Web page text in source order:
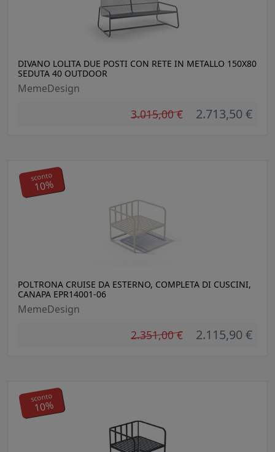
DIVANO LOLITA DUE POSTI CON RETE IN METALLO 150X80
SEDUTA 40 OUTDOOR
MemeDesign
3.015,00 € 2.713,50 €
POLTRONA CRUISE DA ESTERNO, COMPLETA DI CUSCINI,
CANAPA EPR14001-06
MemeDesign
2.351,00 € 2.115,90 €
sconto
10%
sconto
10%